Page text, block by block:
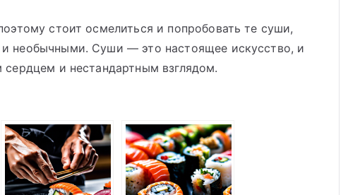
стоит осмелиться и попробовать те суши,
необычными. Суши — это настоящее искусство, и
и нестандартным взглядом.